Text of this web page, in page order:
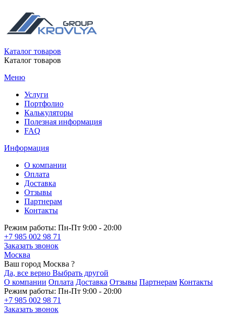
Каталог товаров
Каталог товаров
Меню
Услуги
Портфолио
Калькуляторы
Полезная информация
FAQ
Информация
О компании
Оплата
Доставка
Отзывы
Партнерам
Контакты
Режим работы: Пн-Пт 9:00 - 20:00
+7 985 002 98 71
Заказать звонок
Москва
Ваш город Москва ?
Да, все верно Выбрать другой
О компании Оплата Доставка Отзывы Партнерам Контакты
Режим работы: Пн-Пт 9:00 - 20:00
+7 985 002 98 71
Заказать звонок